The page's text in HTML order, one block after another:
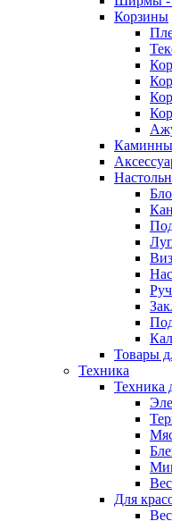
Корзины
Товары
Техника
Техника
Для